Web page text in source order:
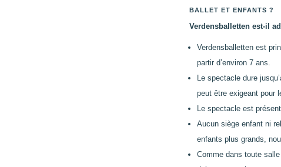
BALLET ET ENFANTS ?
Verdensballetten est-il
Verdensballetten est
partir d’environ 7 ans.
Le spectacle dure
peut être exigeant pour
Le spectacle est
Aucun siège enfant ni
enfants plus grands,
Comme dans toute